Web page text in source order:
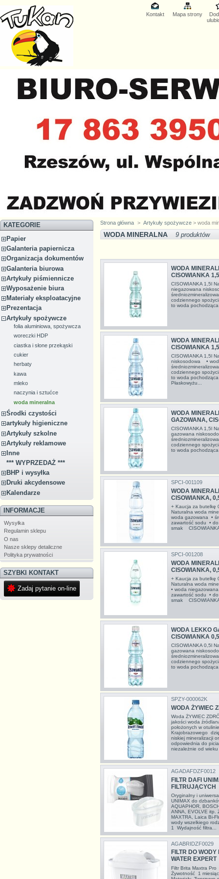
Kontakt Mapa strony
KATEGORIE
Papier
Galanteria papiernicza
Organizacja dokumentów
Galanteria biurowa
Artykuły piśmiennicze
Wyposażenie biura
Materiały eksploatacyjne
Prezentacja
Artykuły spożywcze
folia aluminiowa, spożywcza
woreczki HDP
ciastka i słone przekąski
cukier
herbaty
kawa
mleko
naczynia i sztućce
woda mineralna
Środki czystości
artykuły higieniczne
Artykuły szkolne
Artykuły reklamowe
Inne
*** WYPRZEDAŻ ***
BHP i wysyłka
Druki akcydensowe
Kalendarze
INFORMACJE
Wysyłka
Regulamin sklepu
O nas
Nasze sklepy detaliczne
Polityka prywatności
SZYBKI KONTAKT
Zadaj pytanie on-line
Strona główna > Artykuły spożywcze > woda
WODA MINERALNA 9 produktów
WODA
CISOWIANKA
CISOWIANKA 1,5l
niegazowana
codziennego
to woda
WODA
CISOWIANKA
CISOWIANKA 1,5l
niskosodowa •
codziennego
to woda
Płaskowyżu...
WODA
GAZOWANA,
CISOWIANKA 1,5l
gazowana
codziennego
to woda
SPCI-001109
WODA
CISOWIANKA,
+ Kaucja za butelkę
Naturalna woda
woda gazowana •
zawartość sodu •
smak
SPCI-001208
WODA
CISOWIANKA,
+ Kaucja za butelkę
Naturalna woda
• woda
zawartość sodu •
smak
WODA LEKKO
CISOWIANKA
CISOWIANKA 0,5l
gazowana
codziennego
to woda
SPZY-000062K
WODA ŻYWIEC
Woda ŻYWIEC
jakości woda
położonych w
Krajobrazowego
niskiej mineralizacji
odpowiednia do
niezależnie od wieku
AGADAFDZF0012
FILTR DAFI
FILTRUJĄCYCH
Oryginalny i
UNIMAX do
AQUAPHOR,
ANNA, EVOLVE itp.
MAXTRA, Laica Bi-
wody wszelkiego
1 Wydajność filtra...
AGABRIDZF0029
FILTR DO
WATER EXPERT
Filtr Brita Maxtra
Żywotność 1